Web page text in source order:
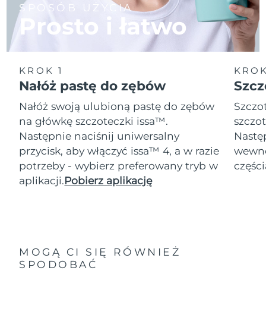
SPOSÓB UŻYCIA
Prosto i łatwo
KROK 1
Nałóż pastę do zębów
Nałóż swoją ulubioną pastę do zębów
na główkę szczoteczki issa™.
Następnie naciśnij uniwersalny
przycisk, aby włączyć issa™ 4, a w razie
potrzeby - wybierz preferowany tryb w
aplikacji.Pobierz aplikację
MOGĄ CI SIĘ RÓWNIEŻ
SPODOBAĆ